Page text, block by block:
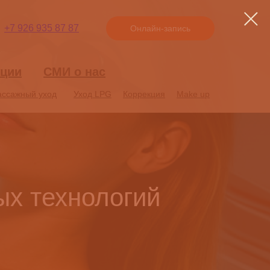
+7 926 935 87 87
СМИ о нас
СМИ о нас
уход Коррекция
Уход LPG Коррекция
Уход LPG
уход
Онлайн-запись
технологий